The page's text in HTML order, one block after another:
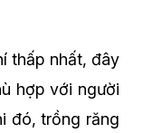
thấp nhất, đây
hợp với người
đó, trồng răng